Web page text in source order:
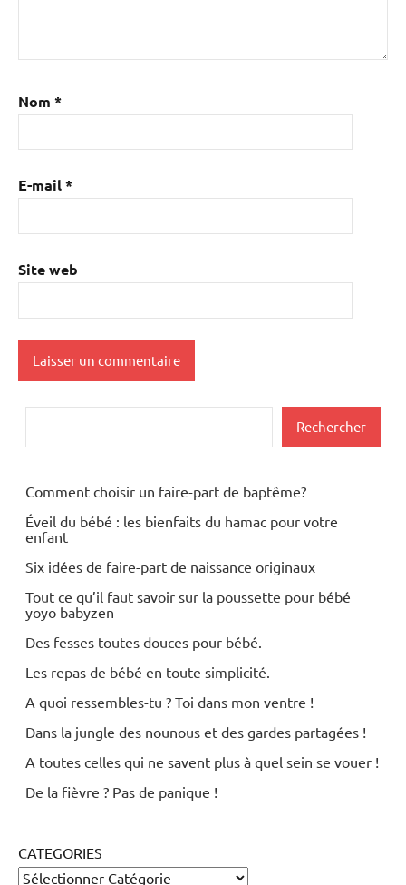
Nom *
E-mail*
Site web
Rechercher
Comment choisir un faire-part de baptême?
Éveil du bébé : les bienfaits du hamac pour votre
enfant
Six idées de faire-part de naissance originaux
Tout ce qu’il faut savoir sur la poussette pour bébé
yoyo babyzen
Des fesses toutes douces pour bébé.
Les repas de bébé en toute simplicité.
A quoi ressembles-tu ? Toi dans mon ventre !
Dans la jungle des nounous et des gardes partagées !
A toutes celles qui ne savent plus à quel sein se vouer !
De la fièvre ? Pas de panique !
CATEGORIES